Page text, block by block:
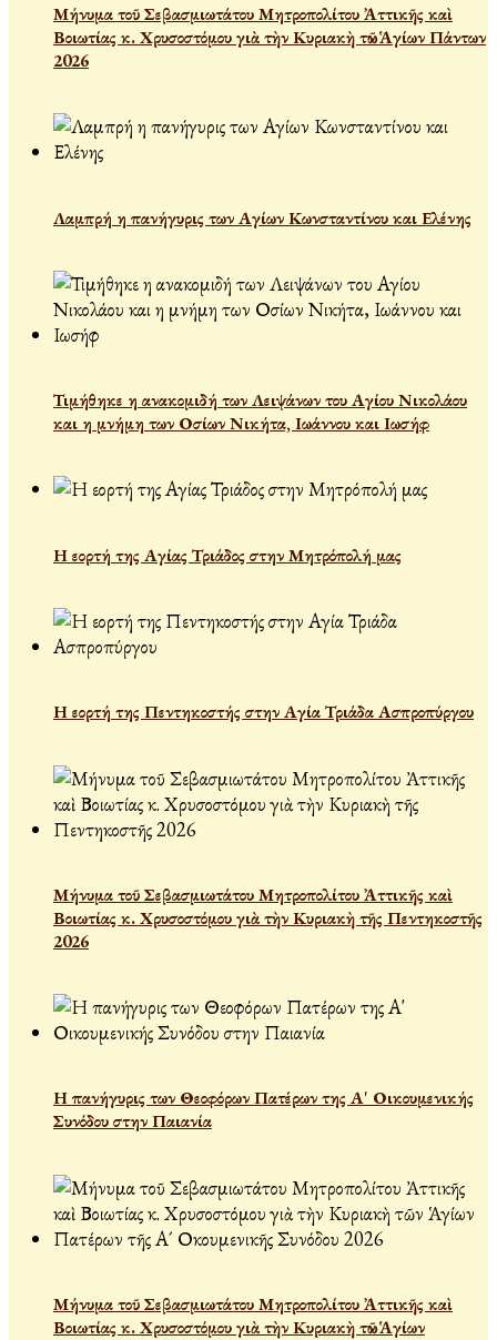
Μήνυμα τοῦ Σεβασμιωτάτου Μητροπολίτου Ἀττικῆς καὶ
Βοιωτίας κ. Χρυσοστόμου γιὰ τὴν Κυριακὴ τῶν Ἁγίων Πάντων
2026
Λαμπρή η πανήγυρις των Αγίων Κωνσταντίνου και Ελένης
Τιμήθηκε η ανακομιδή των Λειψάνων του Αγίου Νικολάου
και η μνήμη των Οσίων Νικήτα, Ιωάννου και Ιωσήφ
Η εορτή της Αγίας Τριάδος στην Μητρόπολή μας
Η εορτή της Πεντηκοστής στην Αγία Τριάδα Ασπροπύργου
Μήνυμα τοῦ Σεβασμιωτάτου Μητροπολίτου Ἀττικῆς καὶ
Βοιωτίας κ. Χρυσοστόμου γιὰ τὴν Κυριακὴ τῆς Πεντηκοστῆς
2026
Η πανήγυρις των Θεοφόρων Πατέρων της Α' Οικουμενικής
Συνόδου στην Παιανία
Μήνυμα τοῦ Σεβασμιωτάτου Μητροπολίτου Ἀττικῆς καὶ
Βοιωτίας κ. Χρυσοστόμου γιὰ τὴν Κυριακὴ τῶν Ἁγίων